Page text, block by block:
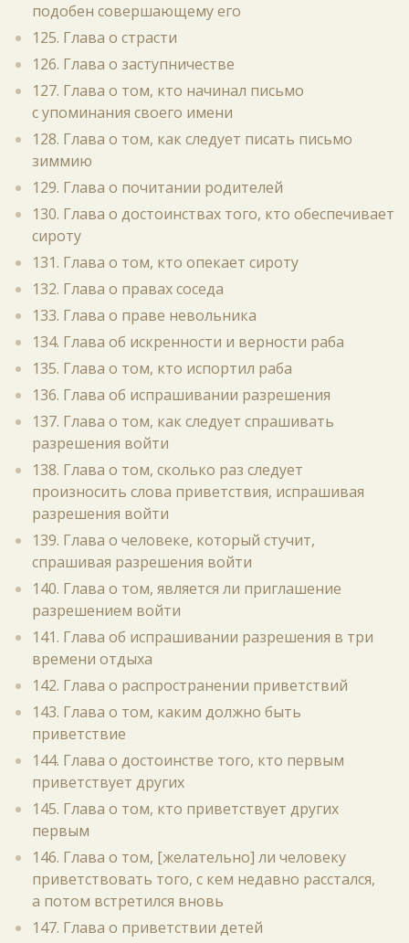
подобен совершающему его
125. Глава о страсти
126. Глава о заступничестве
127. Глава о том, кто начинал письмо
с упоминания своего имени
128. Глава о том, как следует писать письмо
зиммию
129. Глава о почитании родителей
130. Глава о достоинствах того, кто обеспечивает
сироту
131. Глава о том, кто опекает сироту
132. Глава о правах соседа
133. Глава о праве невольника
134. Глава об искренности и верности раба
135. Глава о том, кто испортил раба
136. Глава об испрашивании разрешения
137. Глава о том, как следует спрашивать
разрешения войти
138. Глава о том, сколько раз следует
произносить слова приветствия, испрашивая
разрешения войти
139. Глава о человеке, который стучит,
спрашивая разрешения войти
140. Глава о том, является ли приглашение
разрешением войти
141. Глава об испрашивании разрешения в три
времени отдыха
142. Глава о распространении приветствий
143. Глава о том, каким должно быть
приветствие
144. Глава о достоинстве того, кто первым
приветствует других
145. Глава о том, кто приветствует других
первым
146. Глава о том, [желательно] ли человеку
приветствовать того, с кем недавно расстался,
а потом встретился вновь
147. Глава о приветствии детей